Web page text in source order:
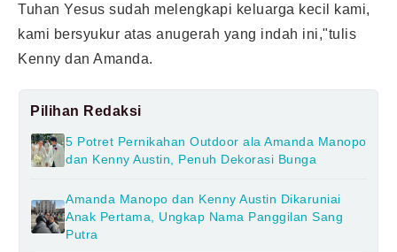
Tuhan Yesus sudah melengkapi keluarga kecil kami,
kami bersyukur atas anugerah yang indah ini,"tulis
Kenny dan Amanda.
Pilihan Redaksi
5 Potret Pernikahan Outdoor ala Amanda Manopo
dan Kenny Austin, Penuh Dekorasi Bunga
Amanda Manopo dan Kenny Austin Dikaruniai
Anak Pertama, Ungkap Nama Panggilan Sang
Putra